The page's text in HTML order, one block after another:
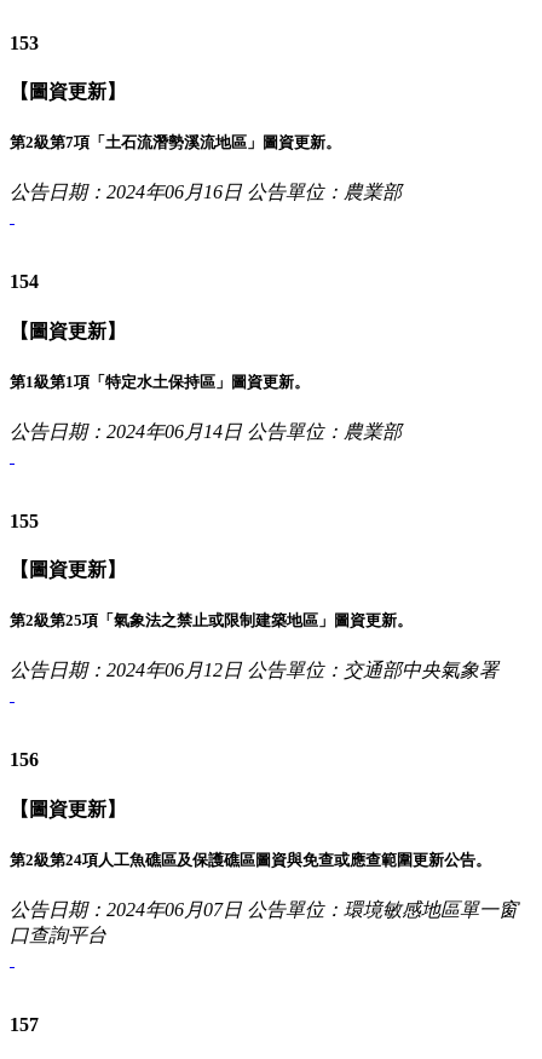
153
【圖資更新】
第2級第7項「土石流潛勢溪流地區」圖資更新。
公告日期：2024年06月16日 公告單位：農業部
154
【圖資更新】
第1級第1項「特定水土保持區」圖資更新。
公告日期：2024年06月14日 公告單位：農業部
155
【圖資更新】
第2級第25項「氣象法之禁止或限制建築地區」圖資更新。
公告日期：2024年06月12日 公告單位：交通部中央氣象署
156
【圖資更新】
第2級第24項人工魚礁區及保護礁區圖資與免查或應查範圍更新公告。
公告日期：2024年06月07日 公告單位：環境敏感地區單一窗
口查詢平台
157